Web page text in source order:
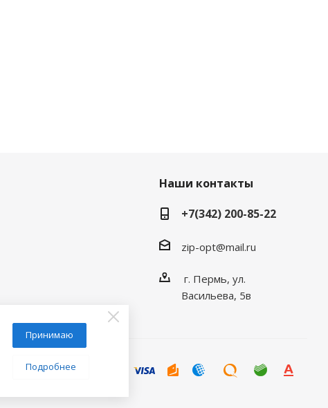
Наши контакты
+7(342) 200-85-22
zip-opt@mail.ru
г. Пермь, ул.
Васильева, 5в
Принимаю
Подробнее